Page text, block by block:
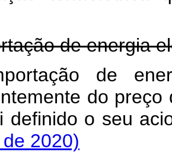
de energia
de
do
definido o seu
2020)